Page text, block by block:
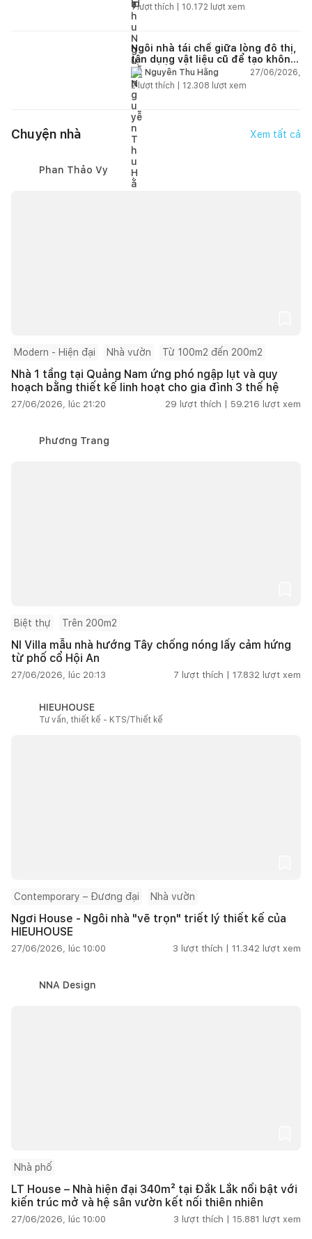
1lượt thích | 10.172 lượt xem
Ngôi nhà tái chế giữa lòng đô thị,
tận dụng vật liệu cũ để tạo không
gian sống linh hoạt
Nguyễn Thu Hằng
27/06/2026,
2lượt thích | 12.308 lượt xem
Chuyện nhà Xem tất cả
Phan Thảo Vy
Modern - Hiện đại Nhà vườn Từ 100m2 đến 200m2
Nhà 1 tầng tại Quảng Nam ứng phó ngập lụt và quy
hoạch bằng thiết kế linh hoạt cho gia đình 3 thế hệ
27/06/2026, lúc 21:20 29 lượt thích | 59.216 lượt xem
Phương Trang
Biệt thự Trên 200m2
NI Villa mẫu nhà hướng Tây chống nóng lấy cảm hứng
từ phố cổ Hội An
27/06/2026, lúc 20:13 7 lượt thích | 17.832 lượt xem
HIEUHOUSE
Tư vấn, thiết kế - KTS/Thiết kế
Contemporary – Đương đại Nhà vườn
Ngơi House - Ngôi nhà "vẽ trọn" triết lý thiết kế của
HIEUHOUSE
27/06/2026, lúc 10:00 3 lượt thích | 11.342 lượt xem
NNA Design
Nhà phố
LT House – Nhà hiện đại 340m² tại Đắk Lắk nổi bật với
kiến trúc mở và hệ sân vườn kết nối thiên nhiên
27/06/2026, lúc 10:00 3 lượt thích | 15.881 lượt xem